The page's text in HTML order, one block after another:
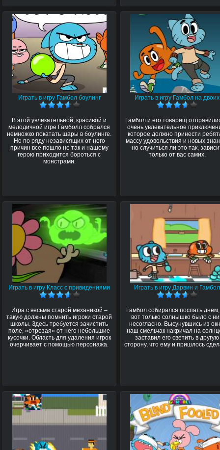
Играть в игру Гамбол боулинг
В этой увлекательной, красивой и
мелодичной игре Гамболл собрался
немножко покатать шары в боулинге.
Но по ряду независящих от него
причин все пошло не так и нашему
герою приходится бороться с
монстрами.
Играть в игру Гамбол на двоих
Гамбол и его товарищ
очень увлекательное
которое должно принести
массу удовольствия и новых
но случиться ли это так,
только от вас самих.
Играть в игру Класс с привидениями
Игра с весьма старой механикой –
такую должны помнить игроки старой
школы. Здесь требуется зачистить
поле, «отрезая» от него небольшие
кусочки. Область для удаления игрок
очерчивает с помощью персонажа.
Играть в игру Дарвин и Гамбол
Гамбол собирался поспать
вот только солнышко было с
несогласно. Высунувшись из
наш смельчак накричал на
заставил его светить в другую
сторону, что ему и пришлось